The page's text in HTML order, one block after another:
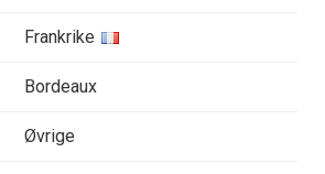
Frankrike
Bordeaux
Øvrige